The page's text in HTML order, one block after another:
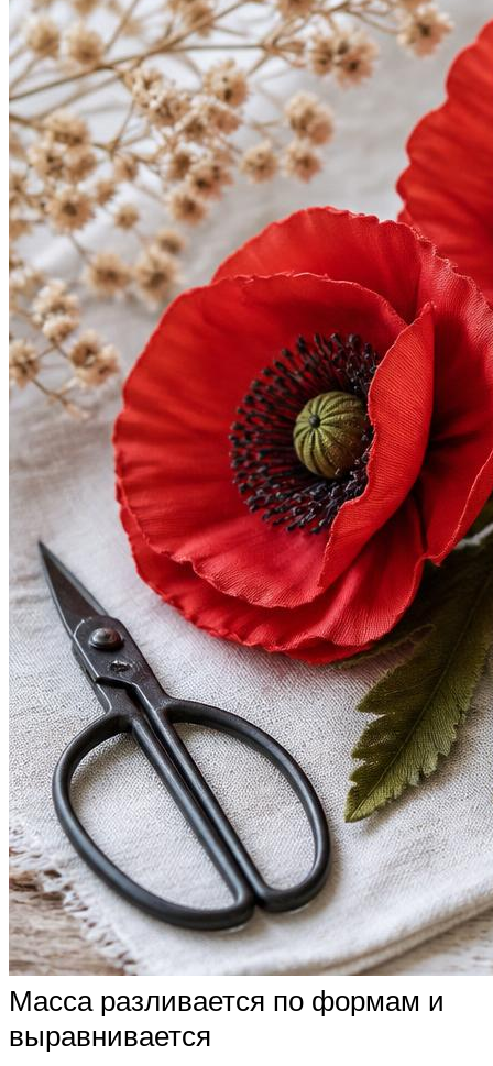
Масса разливается по формам и
выравнивается